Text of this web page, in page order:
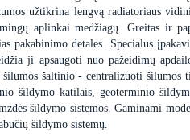
užtikrina lengvą radiatoriaus
aplinkai medžiagų. Greitas ir
pakabinimo detales. Specialus
ji apsaugoti nuo pažeidimų
šaltinio - centralizuoti
šildymo katilais, geoterminio
šildymo sistemos. Gaminami
šildymo sistemų.